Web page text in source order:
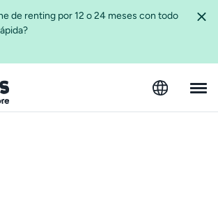
de renting por 12 o 24 meses con todo